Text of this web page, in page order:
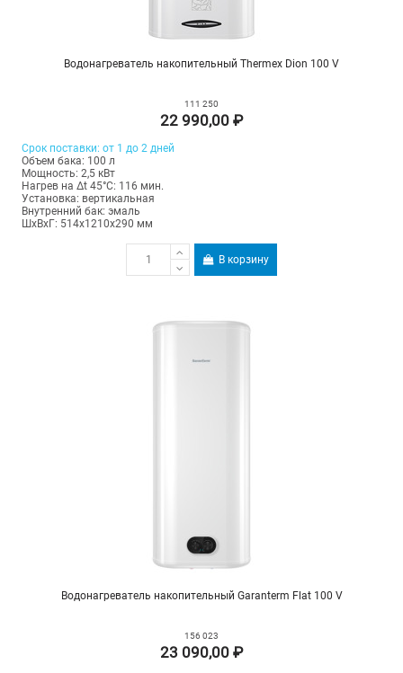
Водонагреватель накопительный Thermex Dion 100 V
111 250
22 990,00 ₽
Срок поставки: от 1 до 2 дней
Объем бака: 100 л
Мощность: 2,5 кВт
Нагрев на Δt 45°С: 116 мин.
Установка: вертикальная
Внутренний бак: эмаль
ШхВхГ: 514х1210х290 мм
В корзину
Водонагреватель накопительный Garanterm Flat 100 V
156 023
23 090,00 ₽